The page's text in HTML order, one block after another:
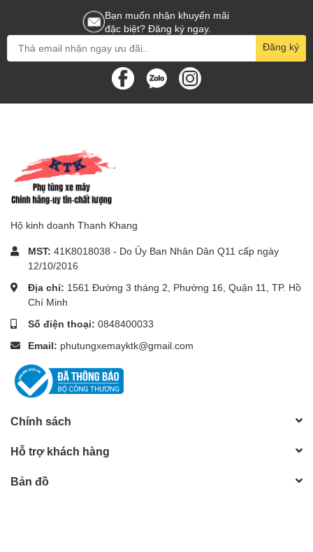
Bạn muốn nhận khuyến mãi
đặc biệt? Đăng ký ngay.
Đăng ký
Hộ kinh doanh Thanh Khang
MST: 41K8018038 - Do Ủy Ban Nhân Dân Q11 cấp ngày
12/10/2016
Địa chỉ: 1561 Đường 3 tháng 2, Phường 16, Quận 11, TP. Hồ
Chí Minh
Số điện thoại: 0848400033
Email: phutungxemayktk@gmail.com
Chính sách
Hỗ trợ khách hàng
Bản đồ